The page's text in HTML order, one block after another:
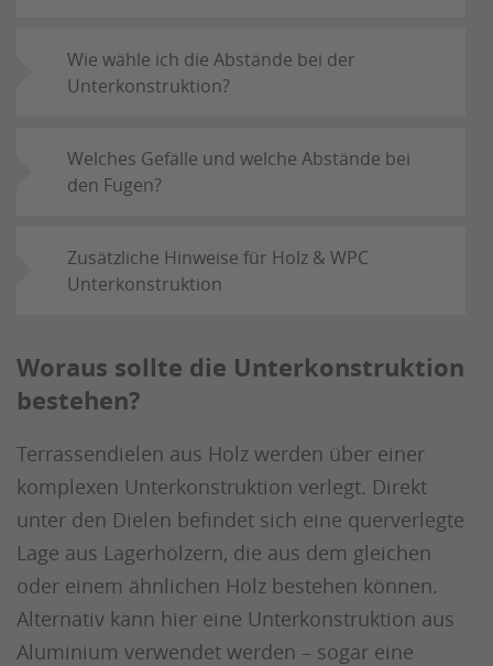
Wie wähle ich die Abstände bei der
Unterkonstruktion?
Welches Gefälle und welche Abstände bei
den Fugen?
Zusätzliche Hinweise für Holz & WPC
Unterkonstruktion
Woraus sollte die Unterkonstruktion
bestehen?
Terrassendielen aus Holz werden über einer
komplexen Unterkonstruktion verlegt. Direkt
unter den Dielen befindet sich eine querverlegte
Lage aus Lagerhölzern, die aus dem gleichen
oder einem ähnlichen Holz bestehen können.
Alternativ kann hier eine Unterkonstruktion aus
Aluminium verwendet werden – sogar eine